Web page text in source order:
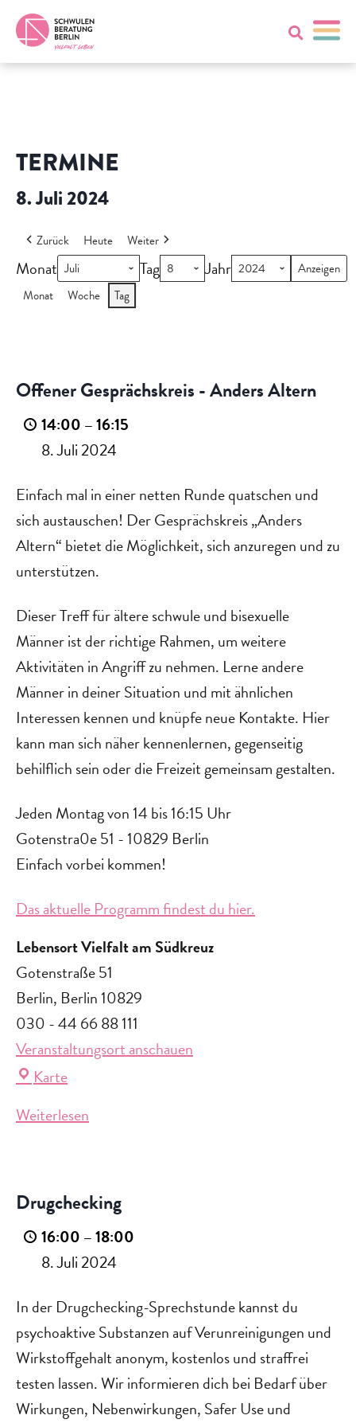
TERMINE
8. Juli 2024
Zurück Heute Weiter
Monat Tag Jahr
Monat Woche Tag
-
Anders
Altern
Offener Gesprächskreis - Anders Altern
14:00 –16:15
8. Juli 2024
Einfach mal in einer netten Runde quatschen und
sich austauschen! Der Gesprächskreis „Anders
Altern“ bietet die Möglichkeit, sich anzuregen und zu
unterstützen.
Dieser Treff für ältere schwule und bisexuelle
Männer ist der richtige Rahmen, um weitere
Aktivitäten in Angriff zu nehmen. Lerne andere
Männer in deiner Situation und mit ähnlichen
Interessen kennen und knüpfe neue Kontakte. Hier
kann man sich näher kennenlernen, gegenseitig
behilflich sein oder die Freizeit gemeinsam gestalten.
Jeden Montag von 14 bis 16:15 Uhr
Gotenstra0e 51 - 10829 Berlin
Einfach vorbei kommen!‍
Das aktuelle Programm findest du hier.
Lebensort Vielfalt am Südkreuz
Gotenstraße 51
Berlin, Berlin10829
030 - 44 66 88 111
Veranstaltungsort anschauen
Karte
am
Weiterlesen
Drugchecking
16:00 –18:00
8. Juli 2024
In der Drugchecking-Sprechstunde kannst du
psychoaktive Substanzen auf Verunreinigungen und
Wirkstoffgehalt anonym, kostenlos und straffrei
testen lassen. Wir informieren dich bei Bedarf über
Wirkungen, Nebenwirkungen, Safer Use und